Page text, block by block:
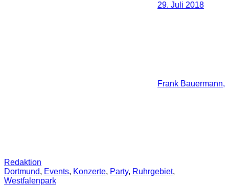
29. Juli 2018
Frank Bauermann,
Redaktion
Dortmund, Events, Konzerte, Party, Ruhrgebiet,
Westfalenpark